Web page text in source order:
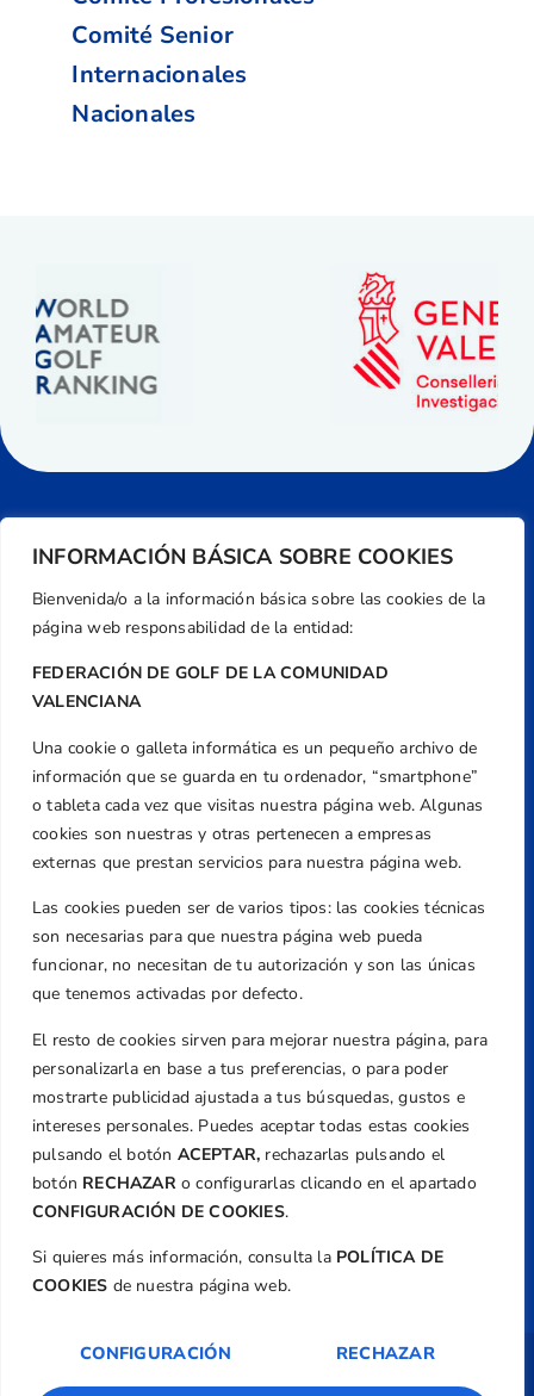
INFORMACIÓN BÁSICA SOBRE COOKIES
Bienvenida/o a la información básica sobre las cookies de la
página web responsabilidad de la entidad:
FEDERACIÓN DE GOLF DE LA COMUNIDAD
VALENCIANA
Una cookie o galleta informática es un pequeño archivo de
información que se guarda en tu ordenador, “smartphone”
o tableta cada vez que visitas nuestra página web. Algunas
cookies son nuestras y otras pertenecen a empresas
externas que prestan servicios para nuestra página web.
Las cookies pueden ser de varios tipos: las cookies técnicas
son necesarias para que nuestra página web pueda
funcionar, no necesitan de tu autorización y son las únicas
que tenemos activadas por defecto.
El resto de cookies sirven para mejorar nuestra página, para
personalizarla en base a tus preferencias, o para poder
mostrarte publicidad ajustada a tus búsquedas, gustos e
intereses personales. Puedes aceptar todas estas cookies
pulsando el botón ACEPTAR, rechazarlas pulsando el
botón RECHAZARo configurarlas clicando en el apartado
CONFIGURACIÓN DE COOKIES.
Si quieres más información, consulta la POLÍTICA DE
COOKIES de nuestra página web.
CONFIGURACIÓN RECHAZAR
Comité Senior
Internacionales
Nacionales
Dirección
Centre de L´Esport, Carrer d'Isaac Peral i
Caballero, Nº 5, Despachos 2 y 3, 46980,
Valencia
Teléfono
+34 961 367 799
Email
federacion@golfcv.com
Aviso Legal
Política de Privacidad
Transparencia
Normativa
Federación